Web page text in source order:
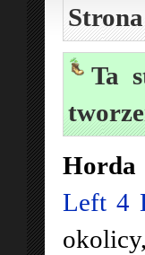
Ta
Horda
Left 4